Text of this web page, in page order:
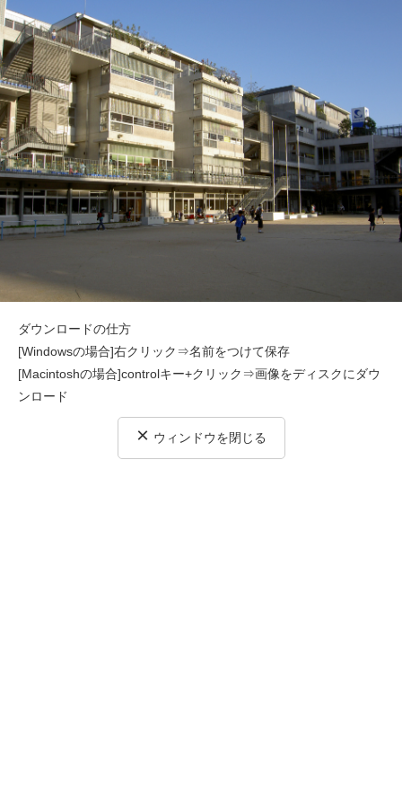
ダウンロードの仕方
[Windowsの場合]右クリック⇒名前をつけて保存
[Macintoshの場合]controlキー+クリック⇒画像をディスクにダウ
ンロード
× ウィンドウを閉じる